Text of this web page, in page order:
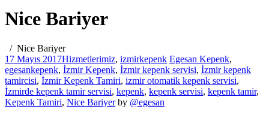
Nice Bariyer
Nice Bariyer
17 Mayıs 2017Hizmetlerimiz, izmirkepenk Egesan Kepenk,
egesankepenk, İzmir Kepenk, İzmir kepenk servisi, İzmir kepenk
tamircisi, İzmir Kepenk Tamiri, izmir otomatik kepenk servisi,
İzmirde kepenk tamir servisi, kepenk, kepenk servisi, kepenk tamir,
Kepenk Tamiri, Nice Bariyerby @egesan